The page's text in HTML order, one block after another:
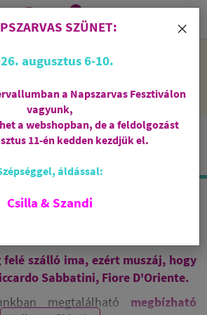
2026. augusztus 6-10 - rendelni lehet
feldolgozni őket.
0
PÁLCA
felé szálló ima, ezért muszáj, hogy
Sabbatini, Fiore D'Oriente.
megtalálható megbízható
×
SZÜNET:
augusztus 6-10.
a Napszarvas Fesztiválon
vagyunk,
a webshopban, de a feldolgozást
11-én kedden kezdjük el.
áldással:
Csilla & Szandi